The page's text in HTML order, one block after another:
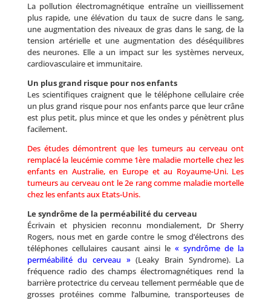
La pollution électromagnétique entraîne un vieillissement
plus rapide, une élévation du taux de sucre dans le sang,
une augmentation des niveaux de gras dans le sang, de la
tension artérielle et une augmentation des déséquilibres
des neurones. Elle a un impact sur les systèmes nerveux,
cardiovasculaire et immunitaire.
Un plus grand risque pour nos enfants
Les scientifiques craignent que le téléphone cellulaire crée
un plus grand risque pour nos enfants parce que leur crâne
est plus petit, plus mince et que les ondes y pénètrent plus
facilement.
Des études démontrent que les tumeurs au cerveau ont
remplacé la leucémie comme 1ère maladie mortelle chez les
enfants en Australie, en Europe et au Royaume-Uni. Les
tumeurs au cerveau ont le 2e rang comme maladie mortelle
chez les enfants aux Etats-Unis.
Le syndrôme de la perméabilité du cerveau
Écrivain et physicien reconnu mondialement, Dr Sherry
Rogers, nous met en garde contre le smog d’électrons des
téléphones cellulaires causant ainsi le« syndrôme de la
perméabilité du cerveau »(Leaky Brain Syndrome). La
fréquence radio des champs électromagnétiques rend la
barrière protectrice du cerveau tellement perméable que de
grosses protéines comme l’albumine, transporteuses de